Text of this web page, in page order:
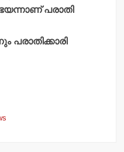
പരാതി
പരാതിക്കാരി